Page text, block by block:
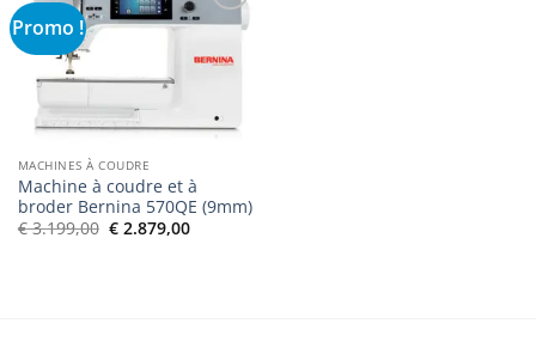
Promo !
Ajouter
de
MACHINES À COUDRE
Machine à coudre et à
broder Bernina 570QE (9mm)
€3.199,00 Le
prix
€2.879,00Le